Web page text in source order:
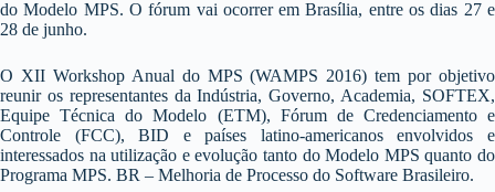
do Modelo MPS. O fórum vai ocorrer em Brasília, entre os dias 27 e
28 de junho.
O XII Workshop Anual do MPS (WAMPS 2016) tem por objetivo
reunir os representantes da Indústria, Governo, Academia, SOFTEX,
Equipe Técnica do Modelo (ETM), Fórum de Credenciamento e
Controle (FCC), BID e países latino-americanos envolvidos e
interessados na utilização e evolução tanto do Modelo MPS quanto do
Programa MPS. BR – Melhoria de Processo do Software Brasileiro.